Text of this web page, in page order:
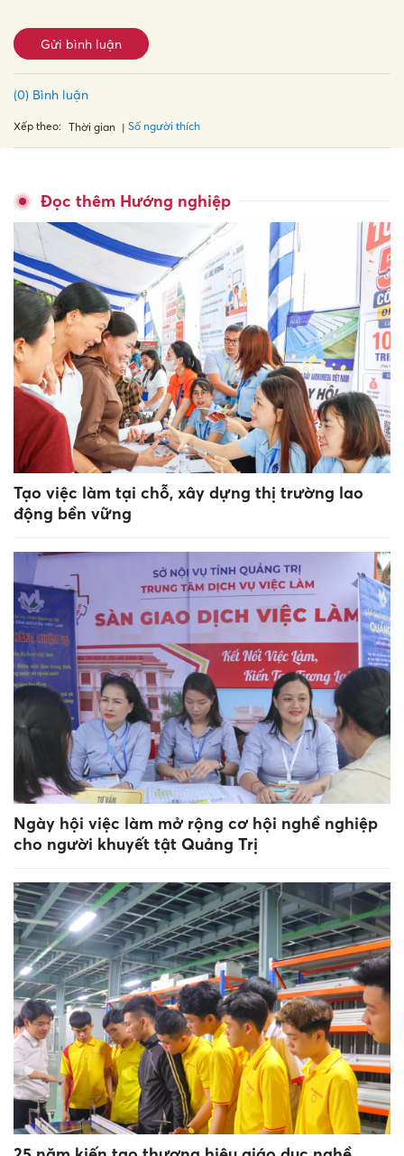
Gửi bình luận
(0) Bình luận
Xếp theo: Thời gian Số người thích
Đọc thêm Hướng nghiệp
Tạo việc làm tại chỗ, xây dựng thị trường lao
động bền vững
Ngày hội việc làm mở rộng cơ hội nghề nghiệp
cho người khuyết tật Quảng Trị